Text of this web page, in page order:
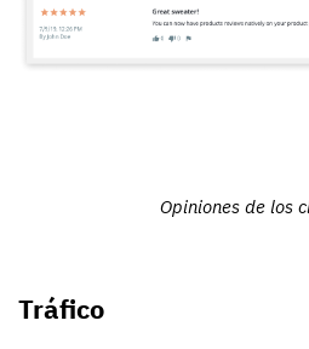
Opiniones de los
Tráfico